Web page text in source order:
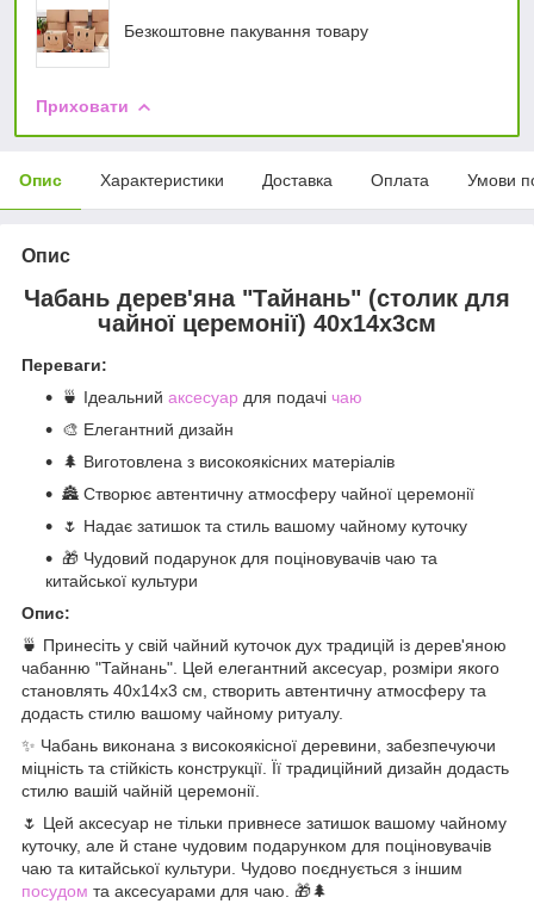
Безкоштовне пакування товару
Приховати
Опис Характеристики Доставка Оплата Умови
Опис
Чабань дерев'яна "Тайнань" (столик для
чайної церемонії) 40х14х3см
Переваги:
🍵 Ідеальний аксесуар для подачі чаю
🎨 Елегантний дизайн
🌲 Виготовлена з високоякісних матеріалів
🏯 Створює автентичну атмосферу чайної церемонії
🌷 Надає затишок та стиль вашому чайному куточку
🎁 Чудовий подарунок для поціновувачів чаю та
китайської культури
Опис:
🍵 Принесіть у свій чайний куточок дух традицій із дерев'яною
чабанню "Тайнань". Цей елегантний аксесуар, розміри якого
становлять 40x14x3 см, створить автентичну атмосферу та
додасть стилю вашому чайному ритуалу.
✨ Чабань виконана з високоякісної деревини, забезпечуючи
міцність та стійкість конструкції. Її традиційний дизайн додасть
стилю вашій чайній церемонії.
🌷 Цей аксесуар не тільки привнесе затишок вашому чайному
куточку, але й стане чудовим подарунком для поціновувачів
чаю та китайської культури. Чудово поєднується з іншим
посудом та аксесуарами для чаю. 🎁🌲